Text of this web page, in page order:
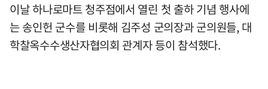
이날 하나로마트 청주점에서 열린 첫 출하 기념 행사에
는 송인헌 군수를 비롯해 김주성 군의장과 군의원들, 대
학찰옥수수생산자협의회 관계자 등이 참석했다.